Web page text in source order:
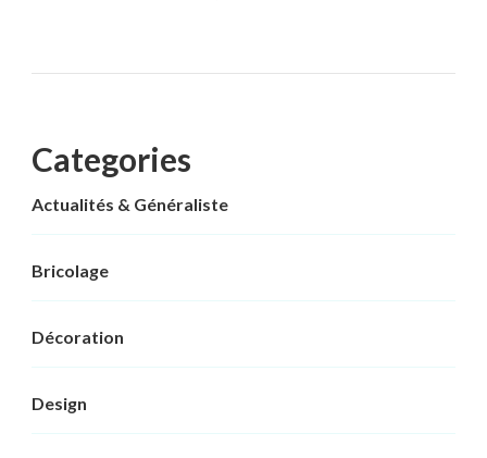
Categories
Actualités & Généraliste
Bricolage
Décoration
Design